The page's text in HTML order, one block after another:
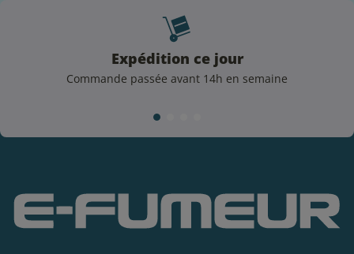
Expédition ce jour
Commande passée avant 14h en semaine